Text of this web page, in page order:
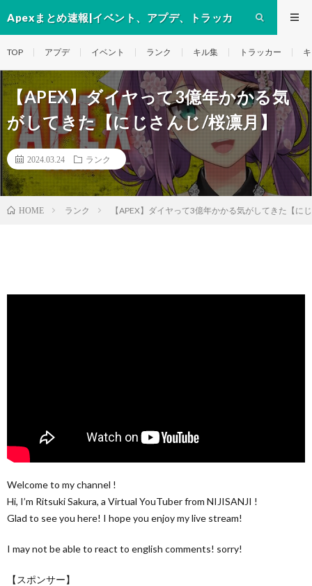
Apexまとめ速報|イベント、アプデ、トラッカ
TOP アプデ イベント ランク キル集 トラッカー
【APEX】ダイヤって3億年かかる気
がしてきた【にじさんじ/桜凛月】
2024.03.24 ランク
HOME ランク 【APEX】ダイヤって3億年かかる気がしてきた【に
Welcome to my channel !
Hi, I’m Ritsuki Sakura, a Virtual YouTuber from NIJISANJI !
Glad to see you here! I hope you enjoy my live stream!
I may not be able to react to english comments! sorry!
【スポンサー】